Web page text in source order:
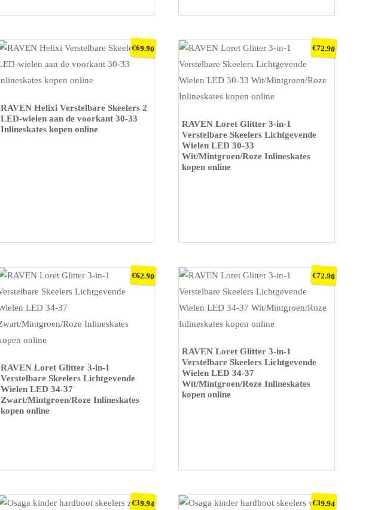
RAVEN Helixi Verstelbare Skeelers 2
LED-wielen aan de voorkant 30-33
Inlineskates kopen online
€69.90
RAVEN Loret Glitter 3-in-1
Verstelbare Skeelers Lichtgevende
Wielen LED 30-33
Wit/Mintgroen/Roze Inlineskates
kopen online
€72.90
RAVEN Loret Glitter 3-in-1
Verstelbare Skeelers Lichtgevende
Wielen LED 34-37
Zwart/Mintgroen/Roze Inlineskates
kopen online
€62.90
RAVEN Loret Glitter 3-in-1
Verstelbare Skeelers Lichtgevende
Wielen LED 34-37
Wit/Mintgroen/Roze Inlineskates
kopen online
€72.90
€39.94 €39.94